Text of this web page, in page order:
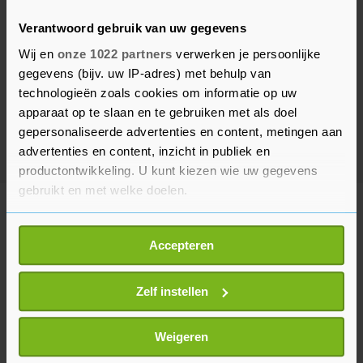
Verantwoord gebruik van uw gegevens
Wij en onze 1022 partners verwerken je persoonlijke
gegevens (bijv. uw IP-adres) met behulp van
technologieën zoals cookies om informatie op uw
apparaat op te slaan en te gebruiken met als doel
gepersonaliseerde advertenties en content, metingen aan
advertenties en content, inzicht in publiek en
productontwikkeling. U kunt kiezen wie uw gegevens
gebruikt en met welke doelen.
Als u het toestaat, willen we ook graag:
Informatie verzamelen over uw geografische
locatie, die tot een paar meter nauwkeurig kan zijn
Uw apparaat identificeren door het actief te
scannen op specifieke eigenschappen (fingerprinting)
Lees meer over hoe uw persoonlijke gegevens worden
verwerkt en stel uw voorkeuren in het
Accepteren
Zelf instellen
Weigeren
Meer uit Voetbal
Noorse voetbalbond wil dat FIFA-
voorzitter Infantino opstapt